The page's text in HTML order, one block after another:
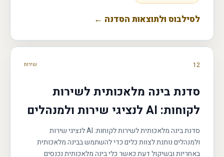
לסילבוס ולתוצאות הסדנה ←
12 שירות
סדנת בינה מלאכותית לשירות
לקוחות: AI לנציגי שירות ולמנהלים
סדנת בינה מלאכותית לשירות לקוחות: AI לנציגי שירות
ולמנהלים נותנת לצוות כלים כדי להשתמש בבינה מלאכותית
באחריות ובשיקול דעת כאשר כלי בינה מלאכותית נכנסים